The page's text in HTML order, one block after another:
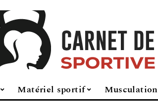
Matériel sportif Musculation